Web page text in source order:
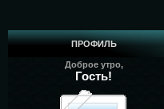
ПРОФИЛЬ
Доброе утро,
Гость!